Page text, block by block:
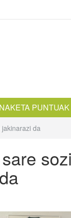
PUNTUAK
da